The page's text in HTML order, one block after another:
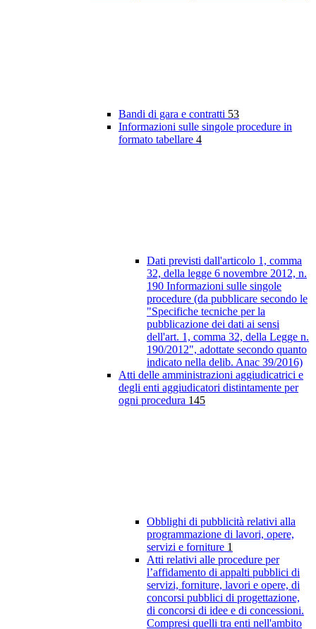
Bandi di gara e contratti 53
Informazioni sulle singole procedure in
formato tabellare 4
Dati previsti dall'articolo 1, comma
32, della legge 6 novembre 2012, n.
190 Informazioni sulle singole
procedure (da pubblicare secondo le
"Specifiche tecniche per la
pubblicazione dei dati ai sensi
dell'art. 1, comma 32, della Legge n.
190/2012", adottate secondo quanto
indicato nella delib. Anac 39/2016)
Atti delle amministrazioni aggiudicatrici e
degli enti aggiudicatori distintamente per
ogni procedura 145
Obblighi di pubblicità relativi alla
programmazione di lavori, opere,
servizi e forniture 1
Atti relativi alle procedure per
l’affidamento di appalti pubblici di
servizi, forniture, lavori e opere, di
concorsi pubblici di progettazione,
di concorsi di idee e di concessioni.
Compresi quelli tra enti nell'ambito